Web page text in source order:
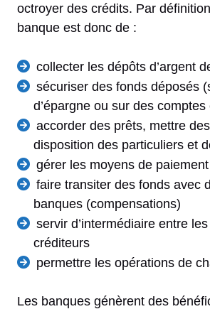
octroyer des crédits. Par
banque est donc de :
collecter les dépôts d’argent
sécuriser des fonds déposés
d’épargne ou sur des comptes
accorder des prêts, mettre
disposition des particuliers et
gérer les moyens de
faire transiter des fonds avec
banques (compensations)
servir d’intermédiaire entre
créditeurs
permettre les opérations de
Les banques génèrent des